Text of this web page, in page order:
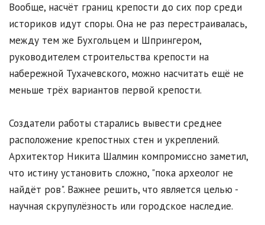
Вообще, насчёт границ крепости до сих пор среди
историков идут споры. Она не раз перестраивалась,
между тем же Бухгольцем и Шпрингером,
руководителем строительства крепости на
набережной Тухачевского, можно насчитать ещё не
меньше трёх вариантов первой крепости.
Создатели работы старались вывести среднее
расположение крепостных стен и укреплений.
Архитектор Никита Шалмин компромиссно заметил,
что истину установить сложно, "пока археолог не
найдёт ров". Важнее решить, что является целью -
научная скрупулёзность или городское наследие.